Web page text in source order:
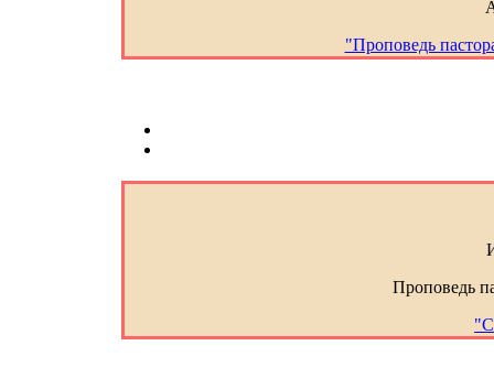
"Проповедь
Проповедь